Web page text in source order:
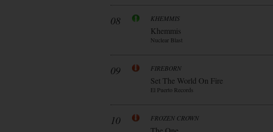
08 KHEMMIS
Khemmis
Nuclear Blast
09 FIREBORN
Set The World On Fire
El Puerto Records
10 FROZEN CROWN